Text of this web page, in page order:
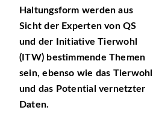
Haltungsform werden aus
Sicht der Experten von QS
und der Initiative Tierwohl
(ITW) bestimmende Themen
sein, ebenso wie das Tierwohl
und das Potential vernetzter
Daten.